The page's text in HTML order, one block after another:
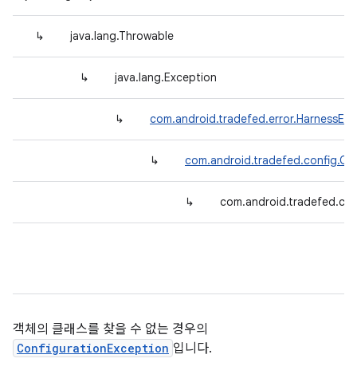
↳ java.lang.Throwable
↳ java.lang.Exception
↳
↳
↳
객체의 클래스를 찾을 수 없는 경우의
ConfigurationException 입니다.